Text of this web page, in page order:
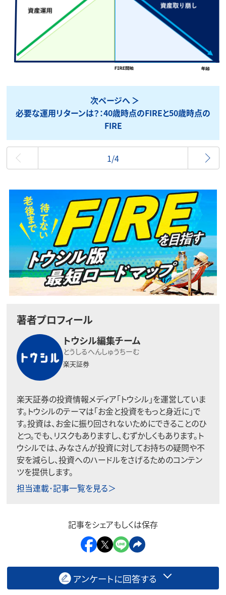
次ページへ
必要な運用リターンは？：40歳時点のFIREと50歳時点の
FIRE
最初
1/4
著者プロフィール
トウシル編集チーム
とうしるへんしゅうちーむ
楽天証券
楽天証券の投資情報メディア「トウシル」を運営していま
す。トウシルのテーマは「お金と投資をもっと身近に」で
す。投資は、お金に振り回されないためにできることのひ
とつ。でも、リスクもありますし、むずかしくもあります。ト
ウシルでは、みなさんが投資に対してお持ちの疑問や不
安を減らし、投資へのハードルをさげるためのコンテン
ツを提供します。
担当連載･記事一覧を見る＞
記事をシェアもしくは保存
アンケートに回答する